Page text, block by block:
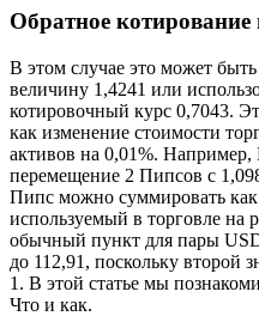
Обратное
В этом случае это может
величину 1,4241 или
котировочный курс 0,7043.
как изменение стоимости
активов на 0,01%.
перемещение 2 Пипсов с
Пипс можно суммировать
используемый в торговле на
обычный пункт для пары
до 112,91, поскольку второй
1. В этой статье мы
Что и как.